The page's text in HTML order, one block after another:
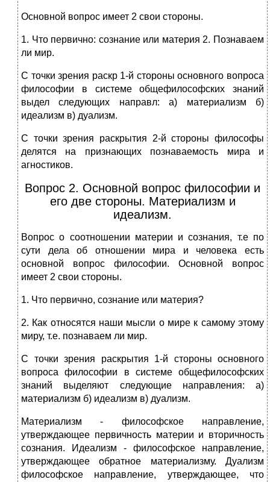
Основной вопрос имеет 2 свои стороны.
1. Что первично: сознание или материя 2. Познаваем
ли мир.
С точки зрения раскр 1-й стороны основного вопроса
философии в системе общефилософских знаний
выдел следующих направл: а) материализм б)
идеализм в) дуализм.
С точки зрения раскрытия 2-й стороны философы
делятся на признающих познаваемость мира и
агностиков.
Вопрос 2. Основной вопрос философии и
его две стороны. Материализм и
идеализм.
Вопрос о соотношении материи и сознания, т.е по
сути дела об отношении мира и человека есть
основной вопрос философии. Основной вопрос
имеет 2 свои стороны.
1. Что первично, сознание или материя?
2. Как относятся наши мысли о мире к самому этому
миру, т.е. познаваем ли мир.
С точки зрения раскрытия 1-й стороны основного
вопроса философии в системе общефилософских
знаний выделяют следующие направления: а)
материализм б) идеализм в) дуализм.
Материализм - философское направление,
утверждающее первичность материи и вторичность
сознания. Идеализм - философское направление,
утверждающее обратное материализму. Дуализм
философское направление, утверждающее, что